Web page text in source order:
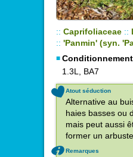
:: Caprifoliaceae ::
:: 'Panmin' (syn.
1.3L, BA7
Atout séduction
Alternative au
haies basses ou
mais peut aussi
former un
Remarques